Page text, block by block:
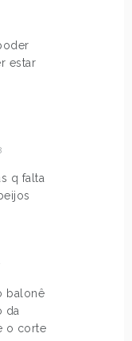
estar
q falta
balonê
da
o corte